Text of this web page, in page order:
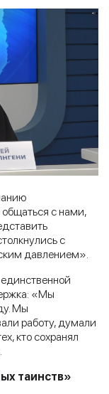
с нами,
с
давлением».
«Мы
Мы
работу, думали
кто сохранял
таинств»